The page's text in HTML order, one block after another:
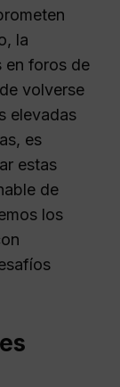
la
en foros de
volverse
elevadas
es
estas
de
los